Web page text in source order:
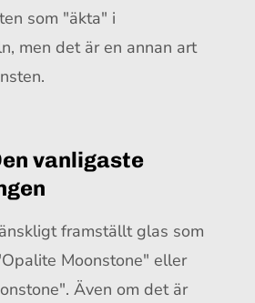
som "äkta" i
men det är en annan art
vanligaste
framställt glas som
Moonstone" eller
Även om det är